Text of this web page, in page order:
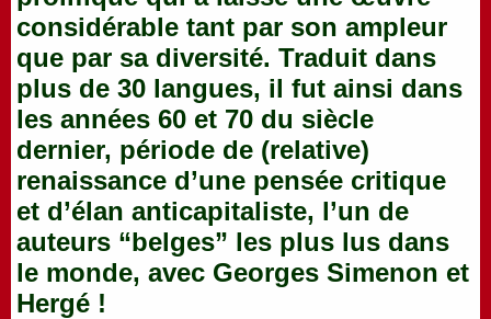
considérable tant par son ampleur
que par sa diversité. Traduit dans
plus de 30 langues, il fut ainsi dans
les années 60 et 70 du siècle
dernier, période de (relative)
renaissance d’une pensée critique
et d’élan anticapitaliste, l’un de
auteurs “belges” les plus lus dans
le monde, avec Georges Simenon et
Hergé !